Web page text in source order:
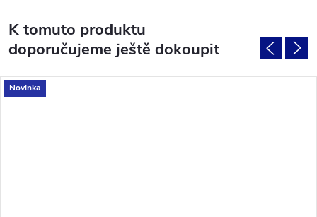
K tomuto produktu
doporučujeme ještě dokoupit
Novinka